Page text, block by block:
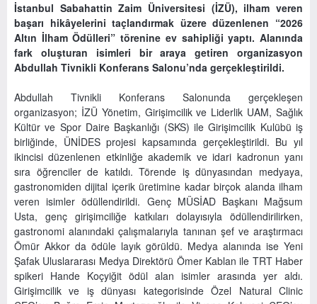
İstanbul Sabahattin Zaim Üniversitesi (İZÜ), ilham veren
başarı hikâyelerini taçlandırmak üzere düzenlenen “2026
Altın İlham Ödülleri” törenine ev sahipliği yaptı. Alanında
fark oluşturan isimleri bir araya getiren organizasyon
Abdullah Tivnikli Konferans Salonu’nda gerçekleştirildi.
Abdullah Tivnikli Konferans Salonunda gerçekleşen
organizasyon; İZÜ Yönetim, Girişimcilik ve Liderlik UAM, Sağlık
Kültür ve Spor Daire Başkanlığı (SKS) ile Girişimcilik Kulübü iş
birliğinde, ÜNİDES projesi kapsamında gerçekleştirildi. Bu yıl
ikincisi düzenlenen etkinliğe akademik ve idari kadronun yanı
sıra öğrenciler de katıldı. Törende iş dünyasından medyaya,
gastronomiden dijital içerik üretimine kadar birçok alanda ilham
veren isimler ödüllendirildi. Genç MÜSİAD Başkanı Mağsum
Usta, genç girişimciliğe katkıları dolayısıyla ödüllendirilirken,
gastronomi alanındaki çalışmalarıyla tanınan şef ve araştırmacı
Ömür Akkor da ödüle layık görüldü. Medya alanında ise Yeni
Şafak Uluslararası Medya Direktörü Ömer Kablan ile TRT Haber
spikeri Hande Koçyiğit ödül alan isimler arasında yer aldı.
Girişimcilik ve iş dünyası kategorisinde Özel Natural Clinic